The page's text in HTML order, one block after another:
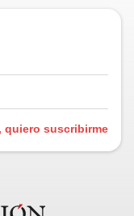
quiero suscribirme